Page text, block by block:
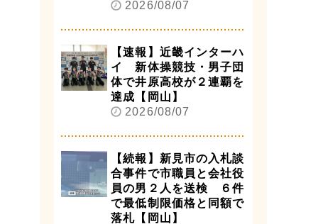
2026/08/07
【速報】近畿インターハ
イ 新体操競技・男子団
体で井原高校が２連覇を
達成【岡山】
2026/08/07
【続報】新見市の入札談
合事件で市職員と会社役
員の男２人を送検 ６件
で最低制限価格と同額で
落札【岡山】